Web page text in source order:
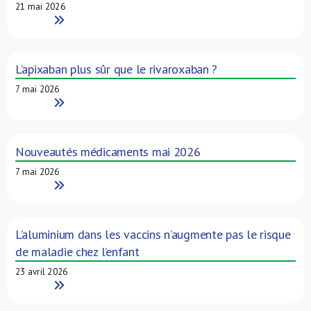
21 mai 2026
Read More
L’apixaban plus sûr que le rivaroxaban ?
7 mai 2026
Read More
Nouveautés médicaments mai 2026
7 mai 2026
Read More
L’aluminium dans les vaccins n’augmente pas le risque
de maladie chez l’enfant
23 avril 2026
Read More